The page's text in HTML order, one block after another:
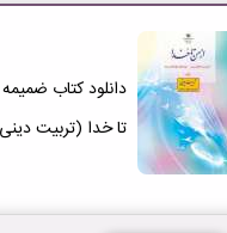
دانلود کتاب
تا خدا (تربیت دینی)